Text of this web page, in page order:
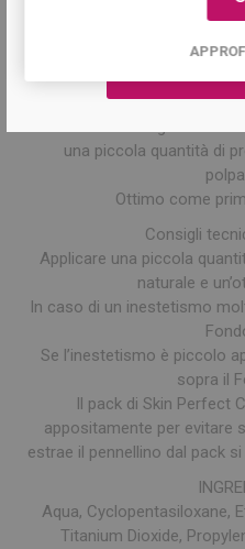
Poi con il pennello (Skin
proprio effetto
mimetizzando
Per quanto riguarda le
una piccola quantità di
Ottimo come
Consigli
Applicare una piccola
naturale e
In caso di un inestetismo
Se l’inestetismo è piccolo
sopra il
Il pack di Skin Perfect
appositamente per evitare
estrae il pennellino dal pack
Aqua, Cyclopentasiloxane,
Titanium Dioxide,